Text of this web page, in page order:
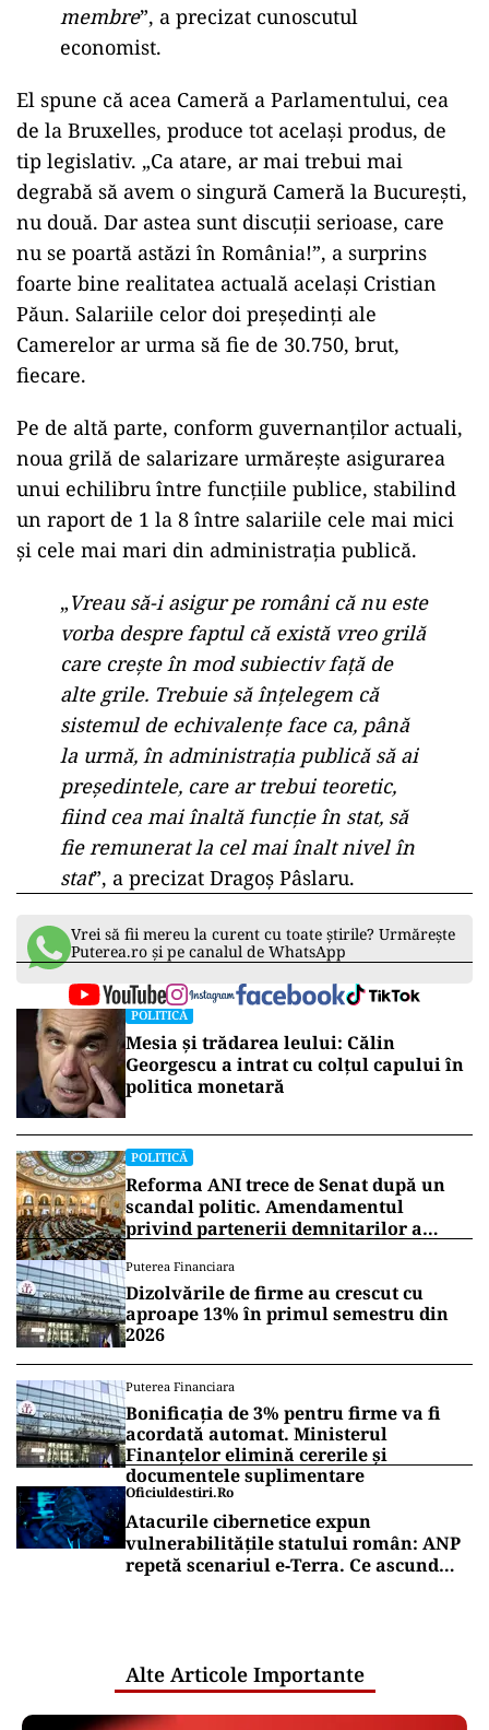
membre”, a precizat cunoscutul
economist.
El spune că acea Cameră a Parlamentului, cea
de la Bruxelles, produce tot același produs, de
tip legislativ. „Ca atare, ar mai trebui mai
degrabă să avem o singură Cameră la București,
nu două. Dar astea sunt discuții serioase, care
nu se poartă astăzi în România!”, a surprins
foarte bine realitatea actuală același Cristian
Păun. Salariile celor doi președinți ale
Camerelor ar urma să fie de 30.750, brut,
fiecare.
Pe de altă parte, conform guvernanților actuali,
noua grilă de salarizare urmărește asigurarea
unui echilibru între funcțiile publice, stabilind
un raport de 1 la 8 între salariile cele mai mici
și cele mai mari din administrația publică.
„Vreau să-i asigur pe români că nu este
vorba despre faptul că există vreo grilă
care crește în mod subiectiv față de
alte grile. Trebuie să înțelegem că
sistemul de echivalențe face ca, până
la urmă, în administrația publică să ai
președintele, care ar trebui teoretic,
fiind cea mai înaltă funcție în stat, să
fie remunerat la cel mai înalt nivel în
stat”, a precizat Dragoș Pâslaru.
Vrei să fii mereu la curent cu toate știrile? Urmărește
Puterea.ro și pe canalul de WhatsApp
POLITICĂ
Mesia și trădarea leului: Călin
Georgescu a intrat cu colțul capului în
politica monetară
POLITICĂ
Reforma ANI trece de Senat după un
scandal politic. Amendamentul
privind partenerii demnitarilor a
Puterea Financiara
Dizolvările de firme au crescut cu
aproape 13% în primul semestru din
2026
Puterea Financiara
Bonificația de 3% pentru firme va fi
acordată automat. Ministerul
Finanțelor elimină cererile și
documentele suplimentare
Oficiuldestiri.ro
Atacurile cibernetice expun
vulnerabilitățile statului român: ANP
repetă scenariul e‑Terra. Ce ascund
Alte Articole Importante